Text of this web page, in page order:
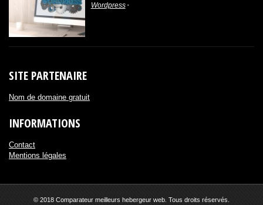
Wordpress
SITE PARTENAIRE
Nom de domaine gratuit
INFORMATIONS
Contact
Mentions légales
© 2018 Comparateur meilleurs hebergeur web. Tous droits réservés.